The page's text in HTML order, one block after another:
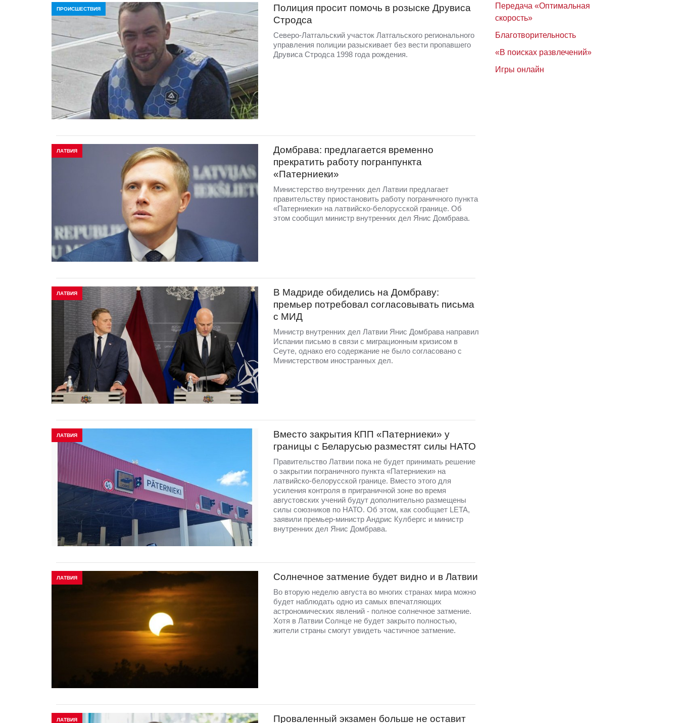
ПРОИСШЕСТВИЯ
Полиция просит помочь в розыске Друвиса
Стродса
Северо-Латгальский участок Латгальского регионального
управления полиции разыскивает без вести пропавшего
Друвиса Стродса 1998 года рождения.
ЛАТВИЯ
Домбрава: предлагается временно
прекратить работу погранпункта
«Патерниеки»
Министерство внутренних дел Латвии предлагает
правительству приостановить работу пограничного пункта
«Патерниеки» на латвийско-белорусской границе. Об
этом сообщил министр внутренних дел Янис Домбрава.
ЛАТВИЯ
В Мадриде обиделись на Домбраву:
премьер потребовал согласовывать письма
с МИД
Министр внутренних дел Латвии Янис Домбрава направил
Испании письмо в связи с миграционным кризисом в
Сеуте, однако его содержание не было согласовано с
Министерством иностранных дел.
ЛАТВИЯ
Вместо закрытия КПП «Патерниеки» у
границы с Беларусью разместят силы НАТО
Правительство Латвии пока не будет принимать решение
о закрытии пограничного пункта «Патерниеки» на
латвийско-белорусской границе. Вместо этого для
усиления контроля в приграничной зоне во время
августовских учений будут дополнительно размещены
силы союзников по НАТО. Об этом, как сообщает LETA,
заявили премьер-министр Андрис Кулбергс и министр
внутренних дел Янис Домбрава.
ЛАТВИЯ Солнечное затмение будет видно и в Латвии
Во вторую неделю августа во многих странах мира можно
будет наблюдать одно из самых впечатляющих
астрономических явлений - полное солнечное затмение.
Хотя в Латвии Солнце не будет закрыто полностью,
жители страны смогут увидеть частичное затмение.
ЛАТВИЯ Проваленный экзамен больше не оставит
Передача «Оптимальная
скорость»
Благотворительность
«В поисках развлечений»
Игры онлайн